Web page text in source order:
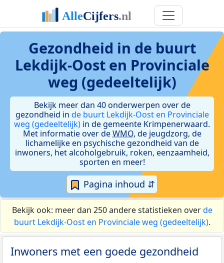
Gezondheid in de buurt
Lekdijk-Oost en Provinciale
weg (gedeeltelijk)
Bekijk meer dan 40 onderwerpen over de
gezondheid in de buurt Lekdijk-Oost en Provinciale
weg (gedeeltelijk) in de gemeente Krimpenerwaard.
Met informatie over deWMO, de jeugdzorg, de
lichamelijke en psychische gezondheid van de
inwoners, het alcoholgebruik, roken, eenzaamheid,
sporten en meer!
Pagina inhoud ⇵
Bekijk ook: meer dan 250 andere statistieken overde
buurt Lekdijk-Oost en Provinciale weg (gedeeltelijk).
Inwoners met een goede gezondheid